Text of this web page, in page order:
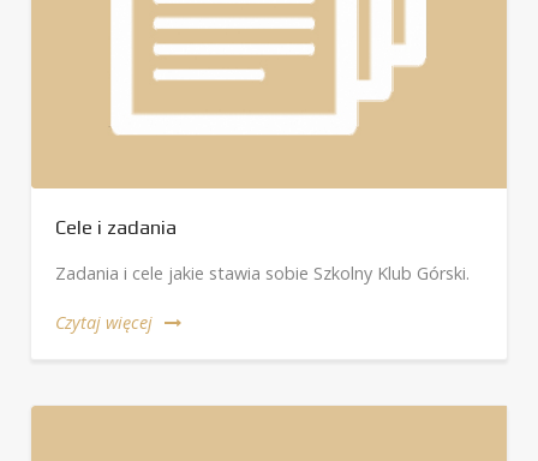
Cele i zadania
Zadania i cele jakie stawia sobie Szkolny Klub Górski.
Czytaj więcej